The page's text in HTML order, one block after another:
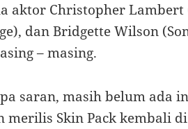
aktor Christopher Lambert
dan Bridgette Wilson
– masing.
saran, masih belum ada
merilis Skin Pack kembali